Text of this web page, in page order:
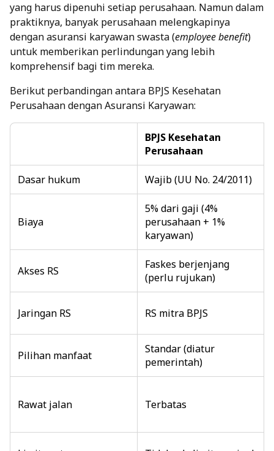
yang harus dipenuhi setiap perusahaan. Namun dalam
praktiknya, banyak perusahaan melengkapinya
dengan asuransi karyawan swasta (employee benefit)
untuk memberikan perlindungan yang lebih
komprehensif bagi tim mereka.
Berikut perbandingan antara BPJS Kesehatan
Perusahaan dengan Asuransi Karyawan:
BPJS Kesehatan
Perusahaan
Dasar hukum Wajib (UU No. 24/2011)
Biaya
5% dari gaji (4%
perusahaan + 1%
karyawan)
Akses RS
Faskes berjenjang
(perlu rujukan)
Jaringan RS RS mitra BPJS
Pilihan manfaat
Standar (diatur
pemerintah)
Rawat jalan Terbatas